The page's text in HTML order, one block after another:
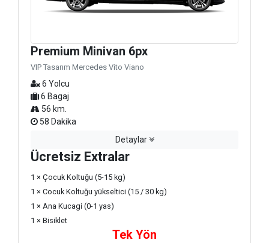
Premium Minivan 6px
VIP Tasarım Mercedes Vito Viano
6 Yolcu
6 Bagaj
56 km.
58 Dakika
Detaylar
Ücretsiz Extralar
1 × Çocuk Koltuğu (5-15 kg)
1 × Cocuk Koltuğu yükseltici (15 / 30 kg)
1 × Ana Kucagi (0-1 yas)
1 × Bisiklet
Tek Yön